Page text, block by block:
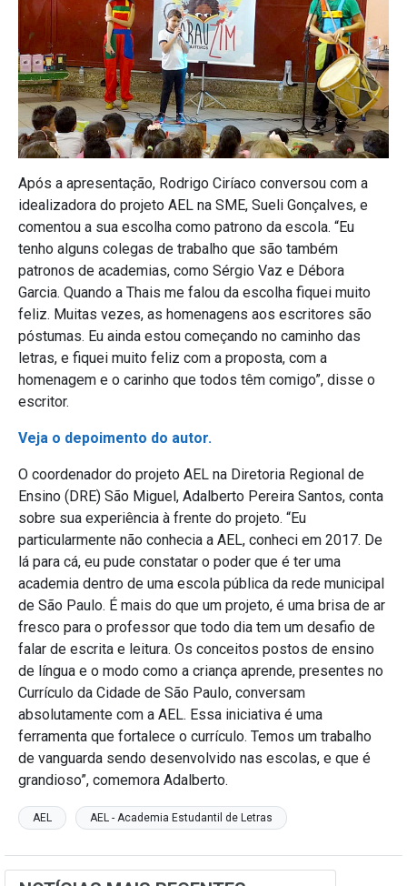
Após a apresentação, Rodrigo Ciríaco conversou com a
idealizadora do projeto AEL na SME, Sueli Gonçalves, e
comentou a sua escolha como patrono da escola. “Eu
tenho alguns colegas de trabalho que são também
patronos de academias, como Sérgio Vaz e Débora
Garcia. Quando a Thais me falou da escolha fiquei muito
feliz. Muitas vezes, as homenagens aos escritores são
póstumas. Eu ainda estou começando no caminho das
letras, e fiquei muito feliz com a proposta, com a
homenagem e o carinho que todos têm comigo”, disse o
escritor.
Veja o depoimento do autor.
O coordenador do projeto AEL na Diretoria Regional de
Ensino (DRE) São Miguel, Adalberto Pereira Santos, conta
sobre sua experiência à frente do projeto. “Eu
particularmente não conhecia a AEL, conheci em 2017. De
lá para cá, eu pude constatar o poder que é ter uma
academia dentro de uma escola pública da rede municipal
de São Paulo. É mais do que um projeto, é uma brisa de ar
fresco para o professor que todo dia tem um desafio de
falar de escrita e leitura. Os conceitos postos de ensino
de língua e o modo como a criança aprende, presentes no
Currículo da Cidade de São Paulo, conversam
absolutamente com a AEL. Essa iniciativa é uma
ferramenta que fortalece o currículo. Temos um trabalho
de vanguarda sendo desenvolvido nas escolas, e que é
grandioso”, comemora Adalberto.
AEL AEL - Academia Estudantil de Letras